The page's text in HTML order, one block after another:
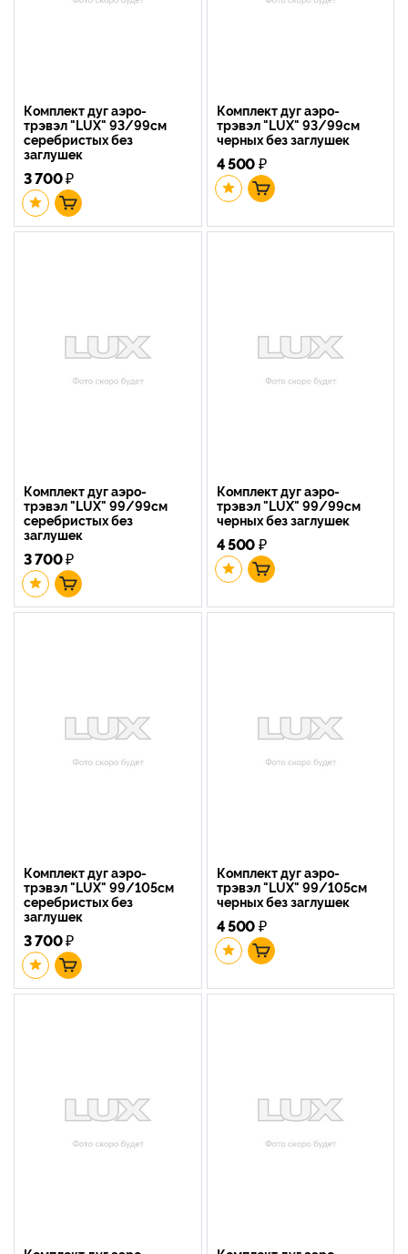
Комплект дуг аэро-
трэвэл "LUX" 93/99см
серебристых без
заглушек
3 700₽
Комплект дуг аэро-
трэвэл "LUX" 93/99см
черных без заглушек
4 500₽
Комплект дуг аэро-
трэвэл "LUX" 99/99см
серебристых без
заглушек
3 700₽
Комплект дуг аэро-
трэвэл "LUX" 99/99см
черных без заглушек
4 500₽
Комплект дуг аэро-
трэвэл "LUX" 99/105см
серебристых без
заглушек
3 700₽
Комплект дуг аэро-
трэвэл "LUX" 99/105см
черных без заглушек
4 500₽